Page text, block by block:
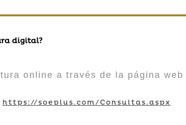
digital?
online a través de la página
https://soeplus.com/Consultas.aspx